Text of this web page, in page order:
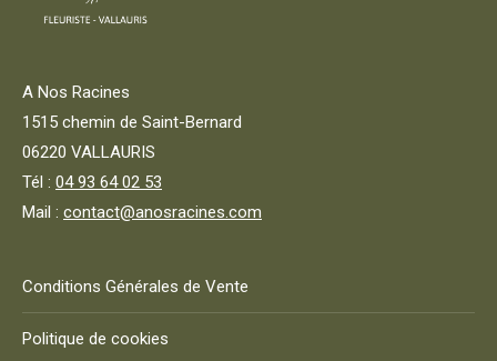
A Nos Racines
1515 chemin de Saint-Bernard
06220 VALLAURIS
Tél : 04 93 64 02 53
Mail : contact@anosracines.com
Conditions Générales de Vente
Politique de cookies